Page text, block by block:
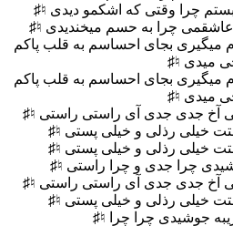
چرا وقتی که اشکمو دیدی ♮♯
چرا به حسم میخندیدی ♮♯
میگیری بجای احساسم به قلب پاکم
میدی ♮♯
میگیری بجای احساسم به قلب پاکم
میدی ♮♯
آخ جدی جدی آی راستی راستی ♮♯
خیلی رذلی و خیلی پستی ♮♯
خیلی رذلی و خیلی پستی ♮♯
چرا جدی و چرا راستی ♮♯
آخ جدی جدی آی راستی راستی ♮♯
خیلی رذلی و خیلی پستی ♮♯
جوشیدی چرا چرا ♮♯